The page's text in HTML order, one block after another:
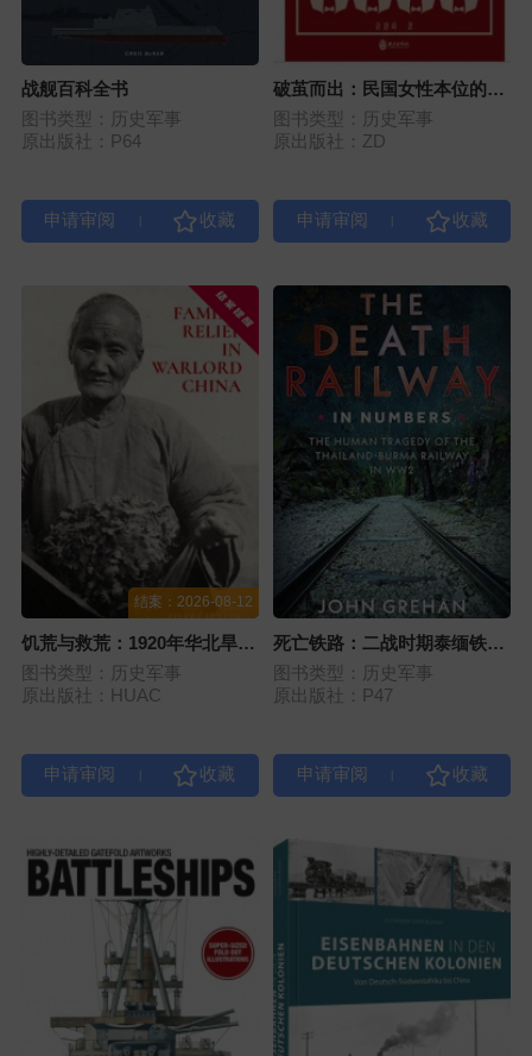
战舰百科全书
图书类型：历史军事
原出版社：P64
破茧而出：民国女性本位的跨
文化情欲论述（1912-1949）
图书类型：历史军事
原出版社：ZD
结案：2026-08-12
饥荒与救荒：1920年华北旱灾
研究
图书类型：历史军事
原出版社：HUAC
死亡铁路：二战时期泰缅铁路
惨剧
图书类型：历史军事
原出版社：P47